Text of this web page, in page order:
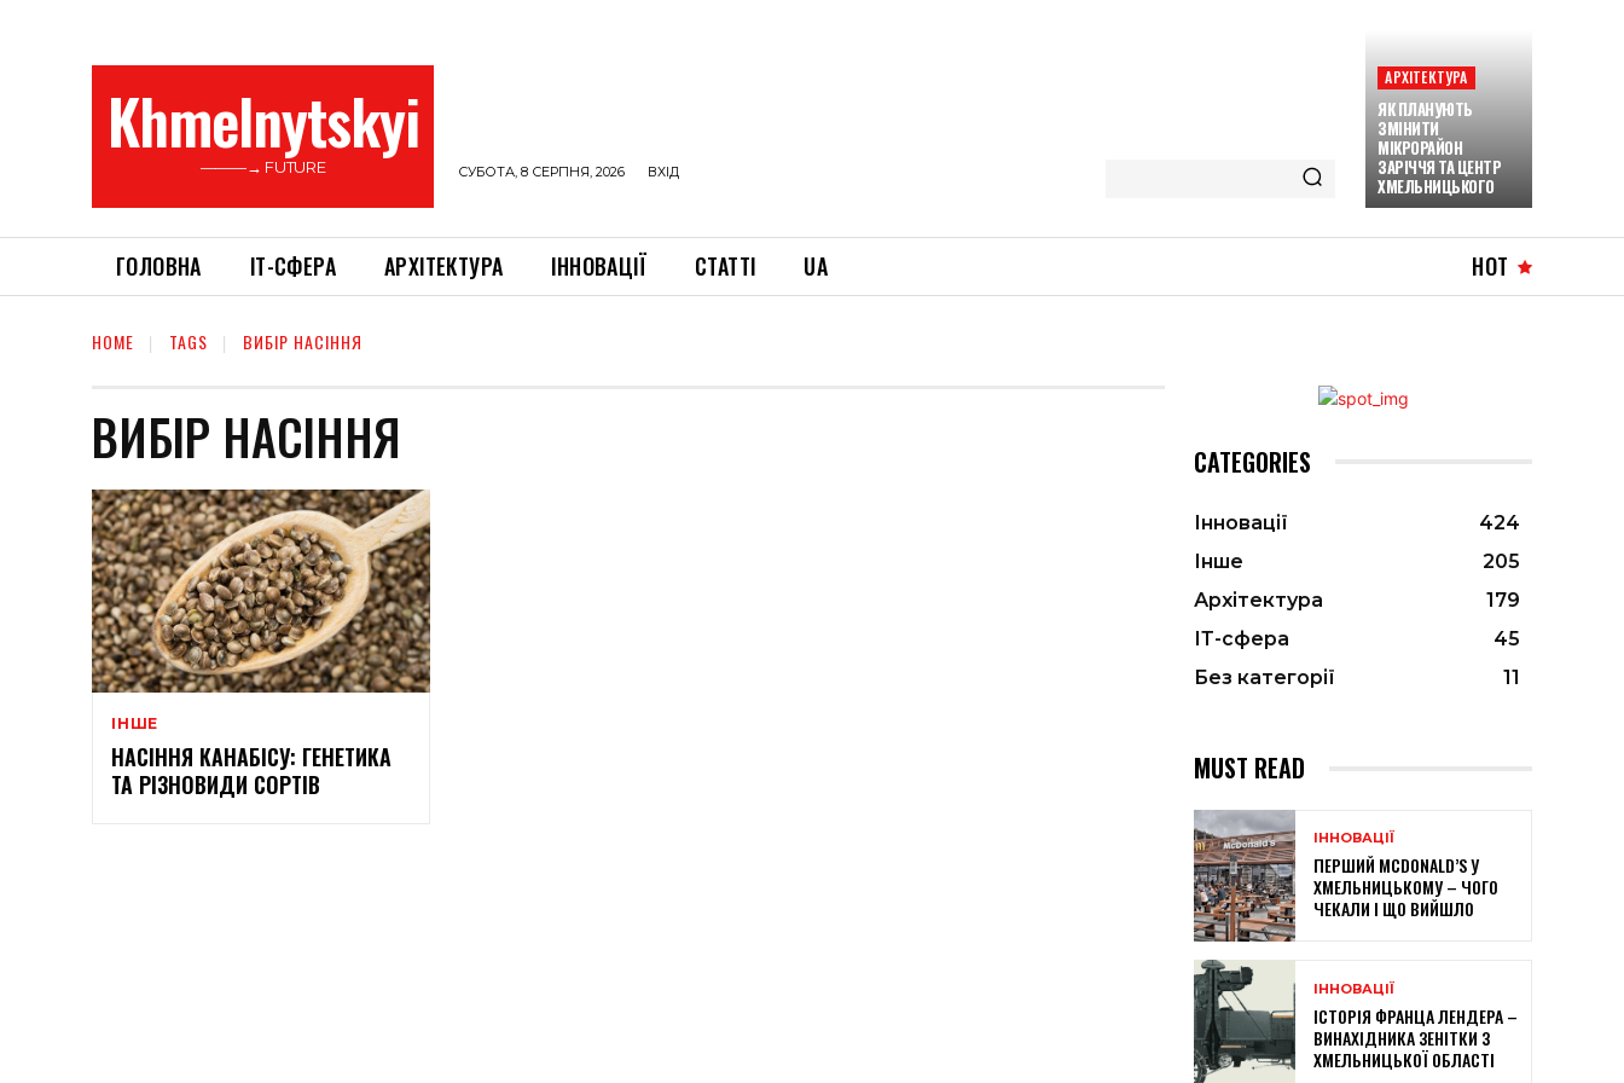
Khmelnytskyi
———→ FUTURE СУБОТА, 8 СЕРПНЯ, 2026 ВХІД
АРХІТЕКТУРА
ЯК ПЛАНУЮТЬ
ЗМІНИТИ
МІКРОРАЙОН
ЗАРІЧЧЯ ТА ЦЕНТР
ХМЕЛЬНИЦЬКОГО
ГОЛОВНА ІТ-СФЕРА АРХІТЕКТУРА ІННОВАЦІЇ СТАТТІ UA HOT
HOME TAGS ВИБІР НАСІННЯ
ВИБІР НАСІННЯ
ІНШЕ
НАСІННЯ КАНАБІСУ: ГЕНЕТИКА
ТА РІЗНОВИДИ СОРТІВ
CATEGORIES
Інновації
424
Інше
205
Архітектура
179
ІТ-сфера
45
Без категорії
11
MUST READ
ІННОВАЦІЇ
ПЕРШИЙ MCDONALD’S У
ХМЕЛЬНИЦЬКОМУ – ЧОГО
ЧЕКАЛИ І ЩО ВИЙШЛО
ІННОВАЦІЇ
ІСТОРІЯ ФРАНЦА ЛЕНДЕРА –
ВИНАХІДНИКА ЗЕНІТКИ З
ХМЕЛЬНИЦЬКОЇ ОБЛАСТІ